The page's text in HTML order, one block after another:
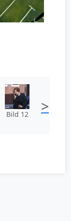
Bild 12 >